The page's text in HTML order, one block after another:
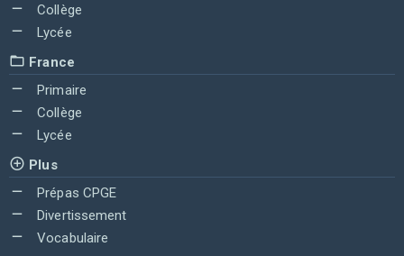
Collège
Lycée
France
Primaire
Collège
Lycée
Plus
Prépas CPGE
Divertissement
Vocabulaire